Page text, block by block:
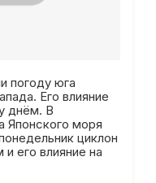
погоду юга
Его влияние
днём. В
Японского моря
циклон
его влияние на